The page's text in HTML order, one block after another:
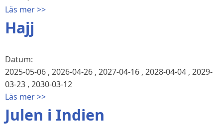
Läs mer >>
Hajj
Datum:
2025-05-06 , 2026-04-26 , 2027-04-16 , 2028-04-04 , 2029-
03-23 , 2030-03-12
Läs mer >>
Julen i Indien